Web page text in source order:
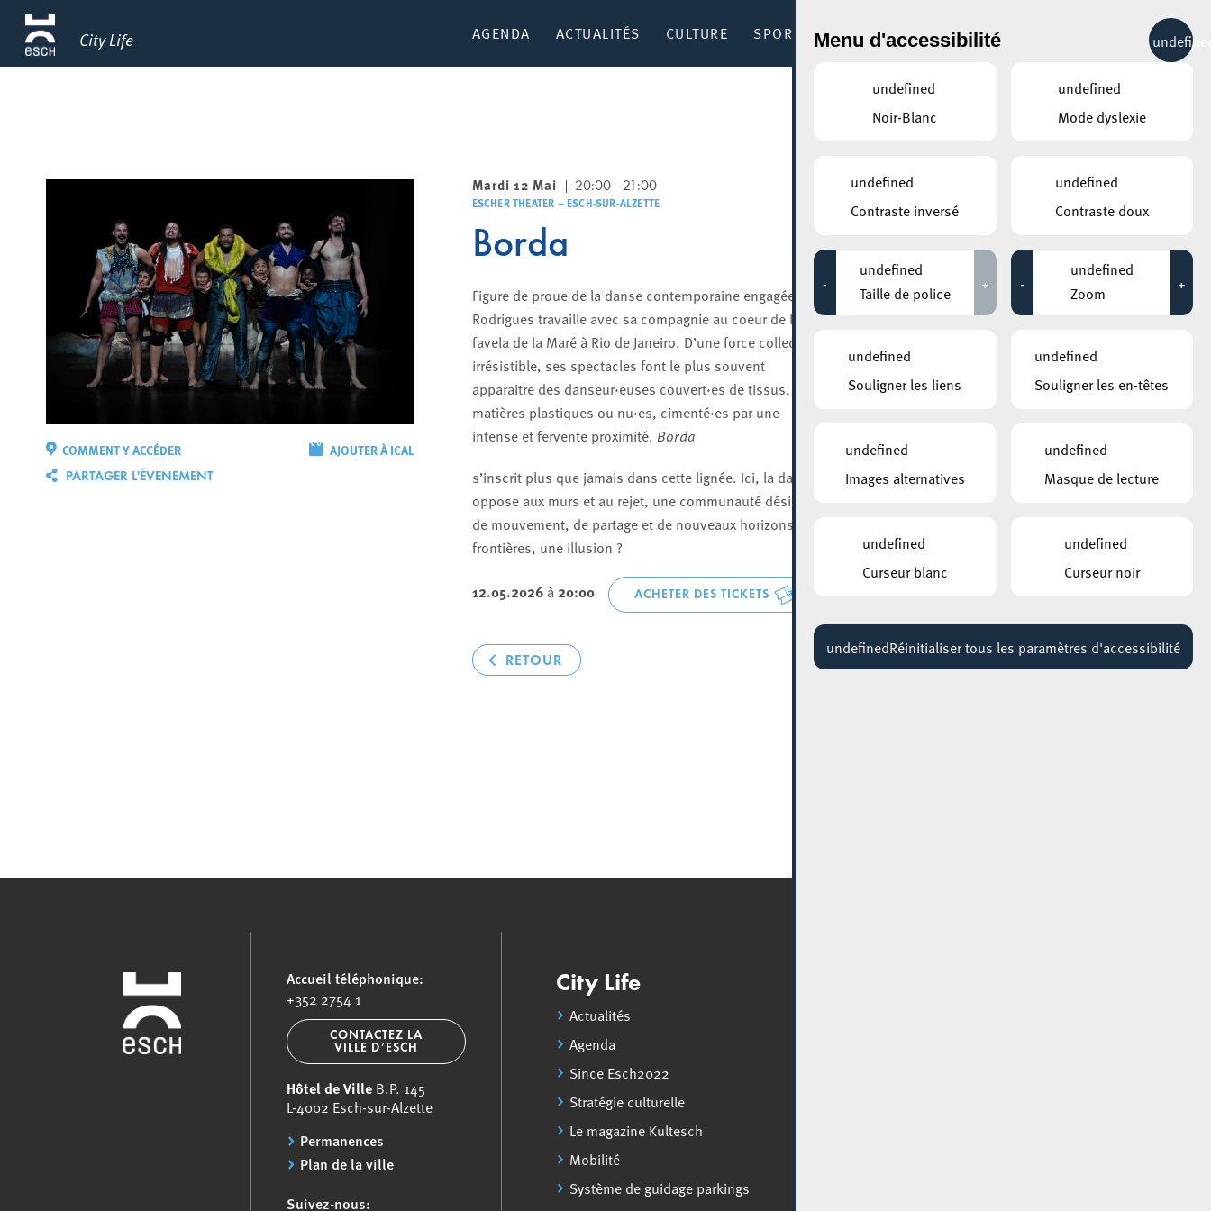
City Life AGENDA ACTUALITÉS CULTURE SPORT & RÉCRÉATION MOBILITÉ
AJOUTER À ICAL
COMMENT Y ACCÉDER
PARTAGER L'ÉVENEMENT
Mardi 12 Mai 20:00 - 21:00
ESCHER THEATER – ESCH-SUR-ALZETTE
Borda
Figure de proue de la danse contemporaine engagée, Lia
Rodrigues travaille avec sa compagnie au coeur de la
favela de la Maré à Rio de Janeiro. D’une force collective
irrésistible, ses spectacles font le plus souvent
apparaitre des danseur·euses couvert·es de tissus, de
matières plastiques ou nu·es, cimenté·es par une
intense et fervente proximité. Borda
s’inscrit plus que jamais dans cette lignée. Ici, la danse
oppose aux murs et au rejet, une communauté désireuse
de mouvement, de partage et de nouveaux horizons. Les
frontières, une illusion ?
12.05.2026à 20:00 ACHETER DES TICKETS
RETOUR
AUTRES ÉVÉNEMENTS
UNIVERSITÉ POPULAIRE, AUDITOIRE
Écriture de poésie
María José Llergo + Luca de
17:30 - 19:30
AUTRES ÉVÉNEMENTS
SIMILAIRES
Accueil téléphonique:
+352 2754 1
CONTACTEZ LA
VILLE D’ESCH
Hôtel de Ville B.P. 145
L-4002 Esch-sur-Alzette
Permanences
Plan de la ville
Suivez-nous:
City Life
Actualités
Agenda
Since Esch2022
Stratégie culturelle
Le magazine Kultesch
Mobilité
Système de guidage parkings
19°C
Menu d'accessibilité
undefined
Noir-Blanc
undefined
Mode dyslexie
undefined
Contraste inversé
undefined
Contraste doux
-
undefined
Taille de police
+ -
undefined
Zoom
+
undefined
Souligner les liens
undefined
Souligner les en-têtes
undefined
Images alternatives
undefined
Masque de lecture
undefined
Curseur blanc
undefined
Curseur noir
undefinedRéinitialiser tous les paramètres d'accessibilité